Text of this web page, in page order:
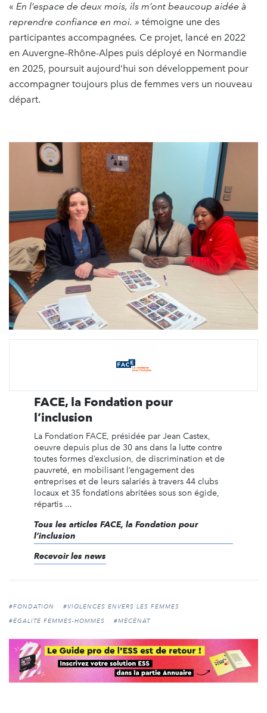
« En l’espace de deux mois, ils m’ont beaucoup aidée à
reprendre confiance en moi. » témoigne une des
participantes accompagnées. Ce projet, lancé en 2022
en Auvergne–Rhône-Alpes puis déployé en Normandie
en 2025, poursuit aujourd’hui son développement pour
accompagner toujours plus de femmes vers un nouveau
départ.
FACE, la Fondation pour
l’inclusion
La Fondation FACE, présidée par Jean Castex,
oeuvre depuis plus de 30 ans dans la lutte contre
toutes formes d’exclusion, de discrimination et de
pauvreté, en mobilisant l’engagement des
entreprises et de leurs salariés à travers 44 clubs
locaux et 35 fondations abritées sous son égide,
répartis ...
Tous les articles FACE, la Fondation pour
l’inclusion
Recevoir les news
#FONDATION
#VIOLENCES ENVERS LES FEMMES
#ÉGALITÉ FEMMES-HOMMES
#MÉCÉNAT